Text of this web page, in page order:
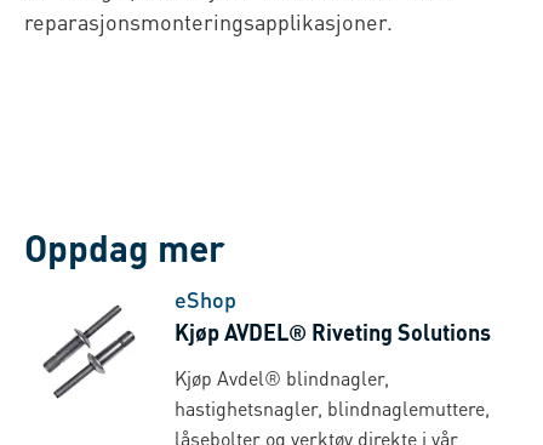
reparasjonsmonteringsapplikasjoner.
Oppdag mer
eShop
Kjøp AVDEL® Riveting Solutions
Kjøp Avdel® blindnagler,
hastighetsnagler, blindnaglemuttere,
låsebolter og verktøy direkte i vår